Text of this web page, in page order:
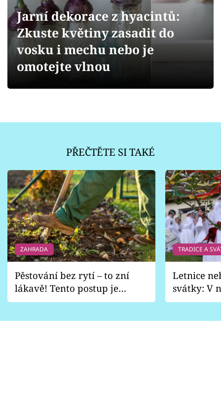
Přihlášení
Sledujte nás
Jarní dekorace z hyacintů:
Zkuste květiny zasadit do
vosku i mechu nebo je
omotejte vlnou
PŘEČTĚTE SI TAKÉ
ZAHRADA
Pěstování bez rytí – to zní
lákavě! Tento postup je
vhodný jen pro některé
TRADICE A
Letnice
svátky: V
pondělí